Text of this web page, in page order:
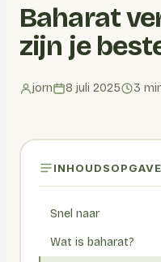
Blogs
Baharat
zijn je
jorn 8 juli 2025 3
INHOUDSOPGAVE
Snel naar
Wat is baharat?